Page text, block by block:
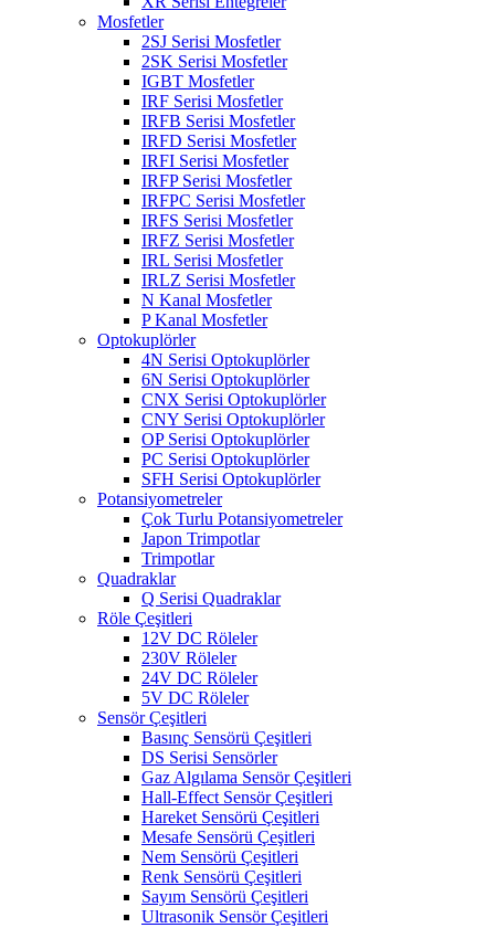
Mosfetler
2SJ Serisi Mosfetler
2SK Serisi Mosfetler
IGBT Mosfetler
IRF Serisi Mosfetler
IRFB Serisi Mosfetler
IRFD Serisi Mosfetler
IRFI Serisi Mosfetler
IRFP Serisi Mosfetler
IRFPC Serisi Mosfetler
IRFS Serisi Mosfetler
IRFZ Serisi Mosfetler
IRL Serisi Mosfetler
IRLZ Serisi Mosfetler
N Kanal Mosfetler
P Kanal Mosfetler
Optokuplörler
4N Serisi Optokuplörler
6N Serisi Optokuplörler
CNX Serisi Optokuplörler
CNY Serisi Optokuplörler
OP Serisi Optokuplörler
PC Serisi Optokuplörler
SFH Serisi Optokuplörler
Potansiyometreler
Çok Turlu Potansiyometreler
Japon Trimpotlar
Trimpotlar
Quadraklar
Q Serisi Quadraklar
Röle Çeşitleri
12V DC Röleler
230V Röleler
24V DC Röleler
5V DC Röleler
Sensör Çeşitleri
Basınç Sensörü Çeşitleri
DS Serisi Sensörler
Gaz Algılama Sensör Çeşitleri
Hall-Effect Sensör Çeşitleri
Hareket Sensörü Çeşitleri
Mesafe Sensörü Çeşitleri
Nem Sensörü Çeşitleri
Renk Sensörü Çeşitleri
Sayım Sensörü Çeşitleri
Ultrasonik Sensör Çeşitleri